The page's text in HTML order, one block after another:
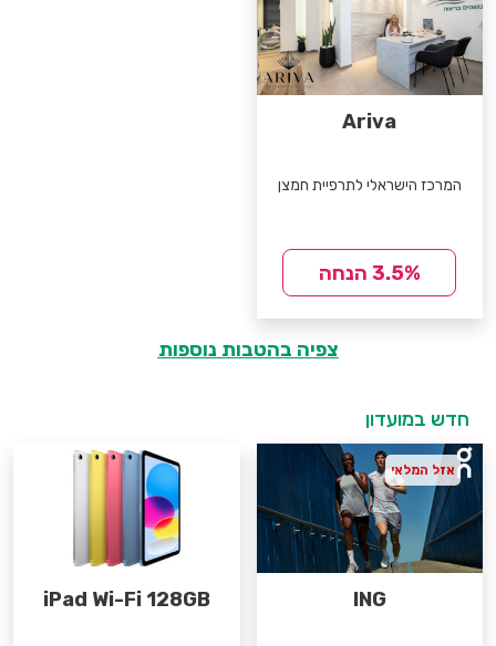
Ariva
המרכז הישראלי לתרפיית חמצן
3.5% הנחה
צפיה בהטבות נוספות
חדש במועדון
ING
אזל המלאי
iPad Wi-Fi 128GB